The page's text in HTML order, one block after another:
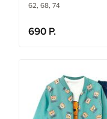
62, 68, 74
690